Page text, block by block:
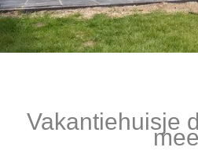
Vakantiehuisje
mee